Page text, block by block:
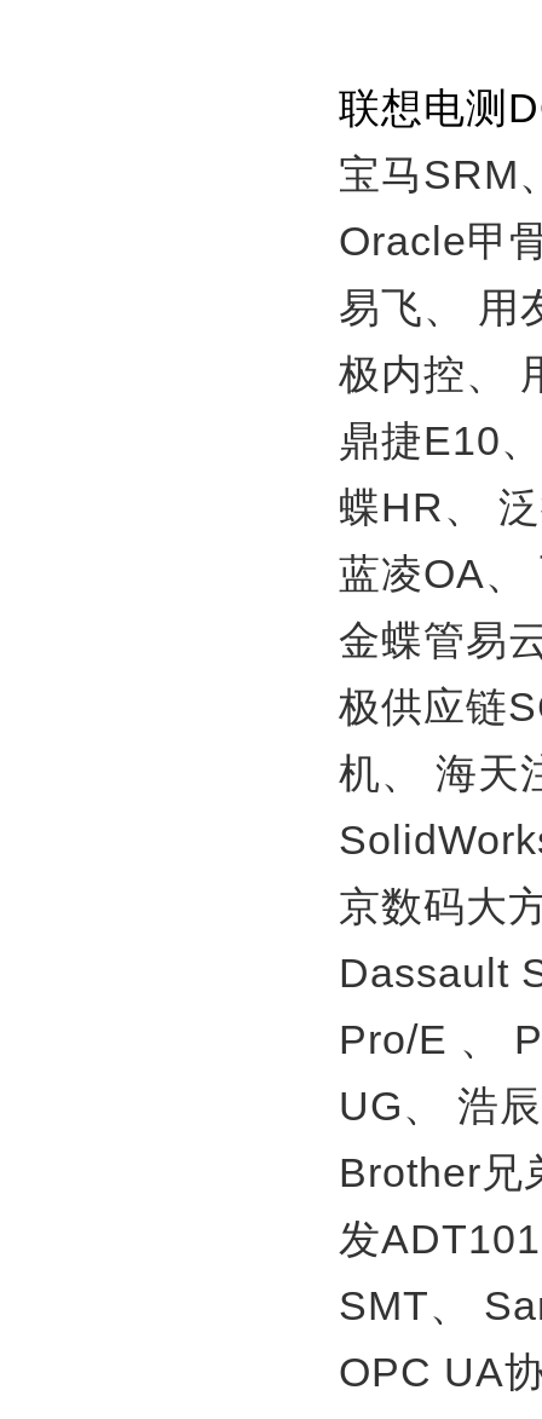
联想电测
宝马SRM
Oracle甲
易飞、
用
极内控、
鼎捷E10、
蝶HR、
蓝凌OA、
金蝶管易
极供应链
机、
海天
京数码大
Dassault
Pro/E 、
UG、
浩
Brother兄
发
SMT、
OPC UA